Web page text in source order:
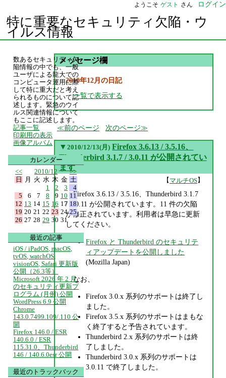
ようこそ ゲスト さん ログイン
特に重要なセキュリティ欠陥・ウ
イルス情報
メッセージ欄
2010年12月の日記
一覧で表示する
前のページ 次のページ
▼ 2010/12/13(月) Firefox 3.6.13 / 3.5.16、
Thunderbird 3.1.7 / 3.0.11 が公開されてい
ます
【 マルチOS】
Firefox 3.6.13 / 3.5.16、Thunderbird 3.1.7
/ 3.0.11 が公開されています。11 件の欠陥
が修正されています。利用者は早急に更新
してください。
Firefox と Thunderbird のセキュリテ
ィアップデートを公開しました
(Mozilla Japan)
なお、
Firefox 3.0.x 系列のサポートは終了し
ました。
Firefox 3.5.x 系列のサポートはまもな
く終了すると予告されています。
Thunderbird 2.x 系列のサポートは終
了しました。
Thunderbird 3.0.x 系列のサポートは
3.0.11 で終了しました。
数あるセキュリティ欠
陥情報の中でも、一般
ユーザによる龍大での
コンピュータ運用に際
して特に重大だと考え
られるものについて記
述します。緊急のウイ
ルス関連情報について
もここに記述します。
記事一覧
印刷用の表示
画像アルバム
カレンダー
<<
2010/12
>>
日
月 火 水 木 金 土
1
2 3
4
5
6 7 8 9 10 11
12 13 14 15 16 17 18
19 20 21 22 23 24 25
26 27 28 29 30 31
最近の記事
iOS / iPadOS, macOS,
tvOS, watchOS,
visionOS, Safari 更新版
公開（26.3等）
Microsoft 2026 年 2 月
のセキュリティ更新プ
ログラム (月例) 公開
WordPress 6.9 公開
Chrome
143.0.7499.109/.110 公
開
Firefox 146.0 / ESR
140.6.0 / ESR
115.31.0、Thunderbird
146 / 140.6.0esr 公開
最近のトラックバック